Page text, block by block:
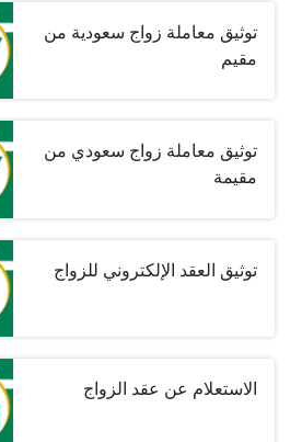
توثيق معاملة زواج سعودية من
مقيم
توثيق معاملة زواج سعودي من
مقيمة
توثيق العقد الإلكتروني للزواج
الاستعلام عن عقد الزواج